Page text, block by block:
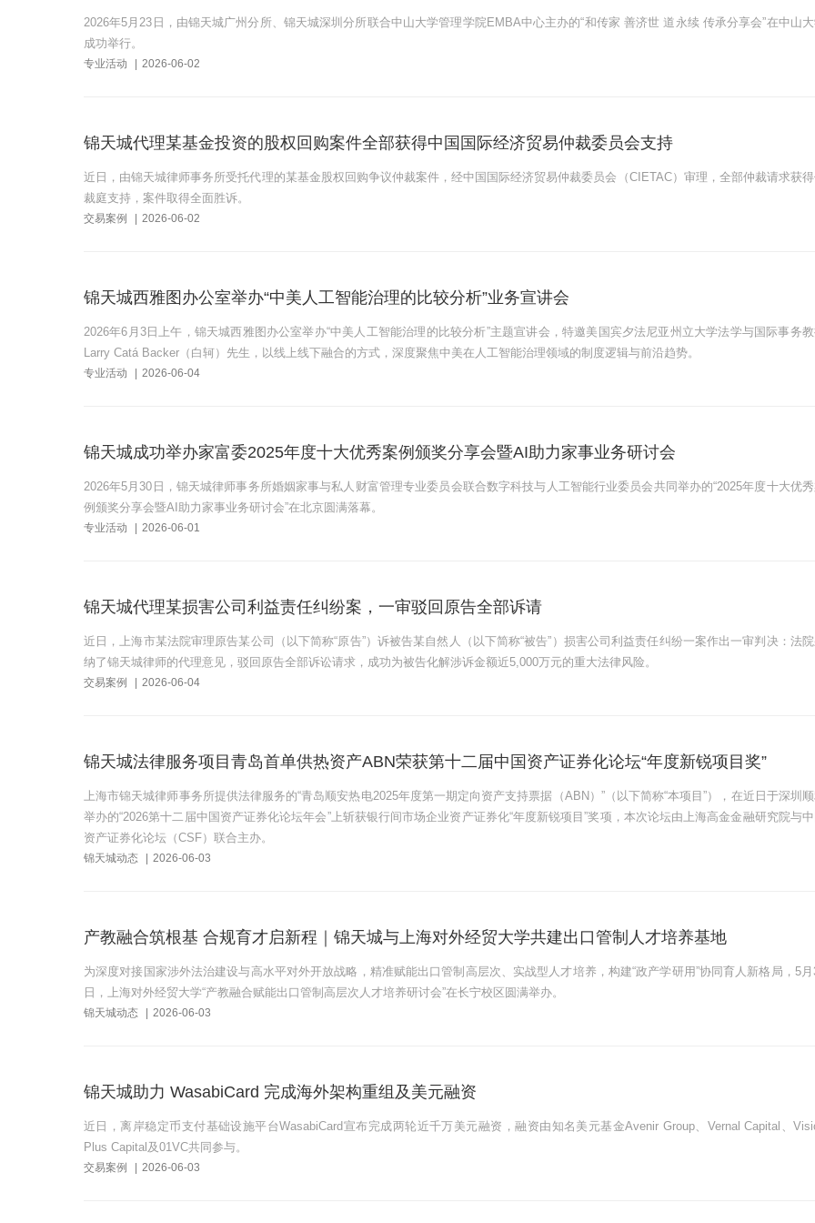
2026年5月23日，由锦天城广州分所、锦天城深圳分所联合中山大学管理学院EMBA中心主办的“和传家 善济世 道永续 传承分享会”在中山
成功举行。
专业活动 2026-06-02
锦天城代理某基金投资的股权回购案件全部获得中国国际经济贸易仲裁委员会支持
近日，由锦天城律师事务所受托代理的某基金股权回购争议仲裁案件，经中国国际经济贸易仲裁委员会（CIETAC）审理，全部仲裁请求获
裁庭支持，案件取得全面胜诉。
交易案例 2026-06-02
锦天城西雅图办公室举办“中美人工智能治理的比较分析”业务宣讲会
2026年6月3日上午，锦天城西雅图办公室举办“中美人工智能治理的比较分析”主题宣讲会，特邀美国宾夕法尼亚州立大学法学与国际事务
Larry Catá Backer（白轲）先生，以线上线下融合的方式，深度聚焦中美在人工智能治理领域的制度逻辑与前沿趋势。
专业活动 2026-06-04
锦天城成功举办家富委2025年度十大优秀案例颁奖分享会暨AI助力家事业务研讨会
2026年5月30日，锦天城律师事务所婚姻家事与私人财富管理专业委员会联合数字科技与人工智能行业委员会共同举办的“2025年度十大优
例颁奖分享会暨AI助力家事业务研讨会”在北京圆满落幕。
专业活动 2026-06-01
锦天城代理某损害公司利益责任纠纷案，一审驳回原告全部诉请
近日，上海市某法院审理原告某公司（以下简称“原告”）诉被告某自然人（以下简称“被告”）损害公司利益责任纠纷一案作出一审判决：法
纳了锦天城律师的代理意见，驳回原告全部诉讼请求，成功为被告化解涉诉金额近5,000万元的重大法律风险。
交易案例 2026-06-04
锦天城法律服务项目青岛首单供热资产ABN荣获第十二届中国资产证券化论坛“年度新锐项目奖”
上海市锦天城律师事务所提供法律服务的“青岛顺安热电2025年度第一期定向资产支持票据（ABN）”（以下简称“本项目”），在近日于深圳顺
举办的“2026第十二届中国资产证券化论坛年会”上斩获银行间市场企业资产证券化“年度新锐项目”奖项，本次论坛由上海高金金融研究院与中
资产证券化论坛（CSF）联合主办。
锦天城动态 2026-06-03
产教融合筑根基 合规育才启新程｜锦天城与上海对外经贸大学共建出口管制人才培养基地
为深度对接国家涉外法治建设与高水平对外开放战略，精准赋能出口管制高层次、实战型人才培养，构建“政产学研用”协同育人新格局，5月
日，上海对外经贸大学“产教融合赋能出口管制高层次人才培养研讨会”在长宁校区圆满举办。
锦天城动态 2026-06-03
锦天城助力 WasabiCard 完成海外架构重组及美元融资
近日，离岸稳定币支付基础设施平台WasabiCard宣布完成两轮近千万美元融资，融资由知名美元基金Avenir Group、Vernal Capital、
Plus Capital及01VC共同参与。
交易案例 2026-06-03